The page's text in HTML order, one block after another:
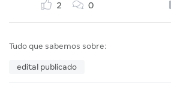
2 0
Tudo que sabemos sobre:
edital publicado